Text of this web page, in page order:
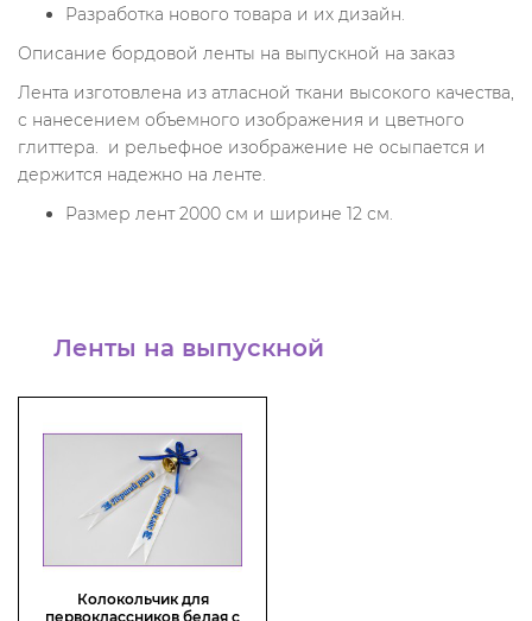
Разработка нового товара и их дизайн.
Описание бордовой ленты на выпускной на заказ
Лента изготовлена из атласной ткани высокого качества,
с нанесением объемного изображения и цветного
глиттера. и рельефное изображение не осыпается и
держится надежно на ленте.
Размер лент 2000 см и ширине 12 см.
Ленты на выпускной
Колокольчик для
первоклассников белая с